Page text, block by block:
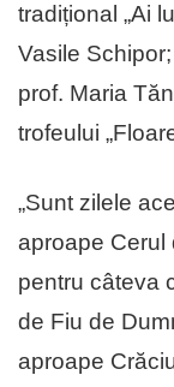
tradițional „Ai
Vasile
prof. Maria
trofeului
„Sunt zilele
aproape Cerul
pentru câteva
de Fiu de
aproape